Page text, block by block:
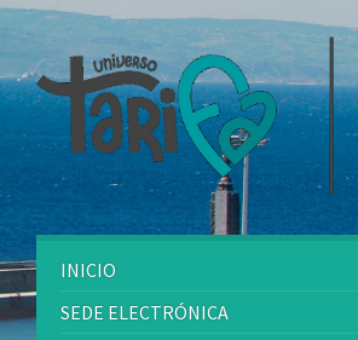
INICIO
SEDE ELECTRÓNICA